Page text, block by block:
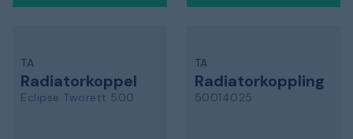
TA
Radiatorkoppel
Eclipse Tworett 500
TA
Radiatorkoppling
50014025